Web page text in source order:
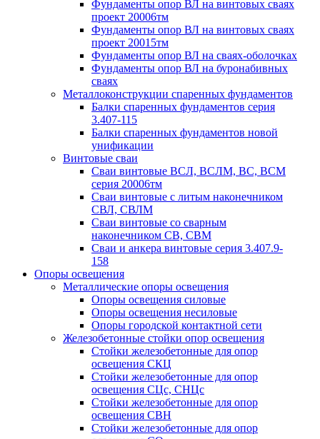
Фундаменты опор ВЛ на винтовых сваях
проект 20006тм
Фундаменты опор ВЛ на винтовых сваях
проект 20015тм
Фундаменты опор ВЛ на сваях-оболочках
Фундаменты опор ВЛ на буронабивных
сваях
Металлоконструкции спаренных фундаментов
Балки спаренных фундаментов серия
3.407-115
Балки спаренных фундаментов новой
унификации
Винтовые сваи
Сваи винтовые ВСЛ, ВСЛМ, ВС, ВСМ
серия 20006тм
Сваи винтовые с литым наконечником
СВЛ, СВЛМ
Сваи винтовые со сварным
наконечником СВ, СВМ
Сваи и анкера винтовые серия 3.407.9-
158
Опоры освещения
Металлические опоры освещения
Опоры освещения силовые
Опоры освещения несиловые
Опоры городской контактной сети
Железобетонные стойки опор освещения
Стойки железобетонные для опор
освещения СКЦ
Стойки железобетонные для опор
освещения СЦс, СНЦс
Стойки железобетонные для опор
освещения СВН
Стойки железобетонные для опор